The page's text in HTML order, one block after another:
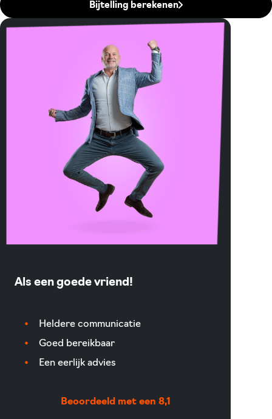
Bijtelling berekenen
Als een goede vriend!
Heldere communicatie
Goed bereikbaar
Een eerlijk advies
Beoordeeld met een 8,1